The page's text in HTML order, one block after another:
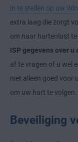
in te stellen op uw
extra laag die zorgt
om naar hartenlust te
ISP gegevens over
af te vragen of u wel
niet alleen goed voor
om uw hart te volgen.
Beveiliging